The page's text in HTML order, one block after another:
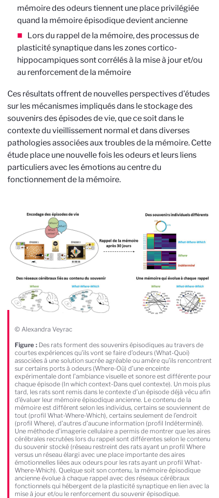
mémoire des odeurs tiennent une place privilégiée
quand la mémoire épisodique devient ancienne
Lors du rappel de la mémoire, des processus de
plasticité synaptique dans les zones cortico-
hippocampiques sont corrélés à la mise à jour et/ou
au renforcement de la mémoire
Ces résultats offrent de nouvelles perspectives d’études
sur les mécanismes impliqués dans le stockage des
souvenirs des épisodes de vie, que ce soit dans le
contexte du vieillissement normal et dans diverses
pathologies associées aux troubles de la mémoire. Cette
étude place une nouvelle fois les odeurs et leurs liens
particuliers avec les émotions au centre du
fonctionnement de la mémoire.
© Alexandra Veyrac
Figure : Des rats forment des souvenirs épisodiques au travers de
courtes expériences qu’ils vont se faire d’odeurs (What-Quoi)
associées à une solution sucrée agréable ou amère qu’ils rencontrent
sur certains ports à odeurs (Where-Où) d’une enceinte
expérimentale dont l’ambiance visuelle et sonore est différente pour
chaque épisode (In which context-Dans quel contexte). Un mois plus
tard, les rats sont remis dans le contexte d’un épisode déjà vécu afin
d’évaluer leur mémoire épisodique ancienne. Le contenu de la
mémoire est différent selon les individus, certains se souviennent de
tout (profil What-Where-Which), certains seulement de l’endroit
(profil Where), d’autres d’aucune information (profil Indéterminé).
Une méthode d’imagerie cellulaire a permis de montrer que les aires
cérébrales recrutées lors du rappel sont différentes selon le contenu
du souvenir stocké (réseau restreint des rats ayant un profil Where
versus un réseau élargi avec une place importante des aires
émotionnelles liées aux odeurs pour les rats ayant un profil What-
Where-Which). Quelque soit son contenu, la mémoire épisodique
ancienne évolue à chaque rappel avec des réseaux cérébraux
fonctionnels qui hébergent de la plasticité synaptique en lien avec la
mise à jour et/ou le renforcement du souvenir épisodique.